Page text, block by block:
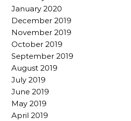
January 2020
December 2019
November 2019
October 2019
September 2019
August 2019
July 2019
June 2019
May 2019
April 2019